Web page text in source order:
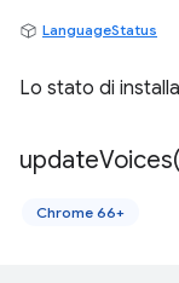
LanguageStatus
Lo stato di
updateVoices(
Chrome 66+